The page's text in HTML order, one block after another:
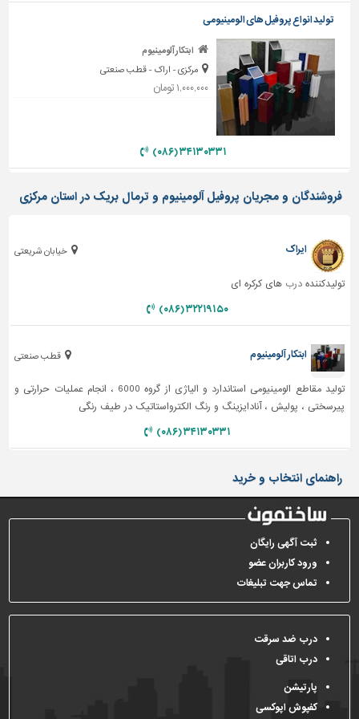
دیوارپوش،
کفپوش
و
سنگ
سرویس
بهداشتی
ابزار،یراق
ماشین
محوطه
سازی
نما
ساخت
ساز
تاسیسات
ساختمان
ترافیک
سازه
سایر
تولید انواع پروفیل های الومینیومی
ابتکار آلومینیوم
مرکزی - اراک - قطب صنعتی
۱,۰۰۰,۰۰۰ تومان
۳۴۱۳۰۳۳۱ (۰۸۶)
فروشندگان و مجریان پروفیل آلومینیوم و ترمال بریک در استان مرکزی
خیابان شریعتی ایراک
تولیدکنندهدرب های کرکره ای
۳۲۲۱۹۱۵۰ (۰۸۶)
قطب صنعتی ابتکار آلومینیوم
تولید مقاطع الومینیومی استاندارد و الیاژی از گروه 6000 ، انجام عملیات حرارتی و
پیرسختی ، پولیش ، آنادایزینگ و رنگ الکترواستاتیک در طیف رنگی
۳۴۱۳۰۳۳۱ (۰۸۶)
راهنمای انتخاب و خرید
ثبت آگهی رایگان
ورود کاربران عضو
تماس جهت تبلیغات
درب ضد سرقت
درب اتاقی
پارتیشن
کفپوش اپوکسی